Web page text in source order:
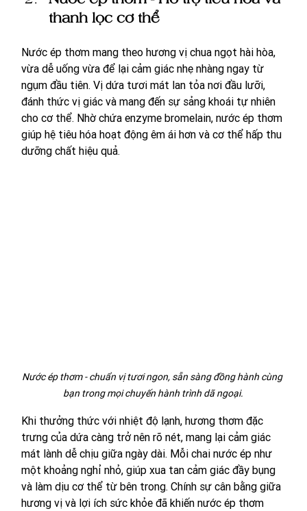
thanh lọc cơ thể
Nước ép thơm mang theo hương vị chua ngọt hài hòa,
vừa dễ uống vừa để lại cảm giác nhẹ nhàng ngay từ
ngụm đầu tiên. Vị dứa tươi mát lan tỏa nơi đầu lưỡi,
đánh thức vị giác và mang đến sự sảng khoái tự nhiên
cho cơ thể. Nhờ chứa enzyme bromelain, nước ép thơm
giúp hệ tiêu hóa hoạt động êm ái hơn và cơ thể hấp thu
dưỡng chất hiệu quả.
Nước ép thơm - chuẩn vị tươi ngon, sẵn sàng đồng hành cùng
bạn trong mọi chuyến hành trình dã ngoại.
Khi thưởng thức với nhiệt độ lạnh, hương thơm đặc
trưng của dứa càng trở nên rõ nét, mang lại cảm giác
mát lành dễ chịu giữa ngày dài. Mỗi chai nước ép như
một khoảng nghỉ nhỏ, giúp xua tan cảm giác đầy bụng
và làm dịu cơ thể từ bên trong. Chính sự cân bằng giữa
hương vị và lợi ích sức khỏe đã khiến nước ép thơm